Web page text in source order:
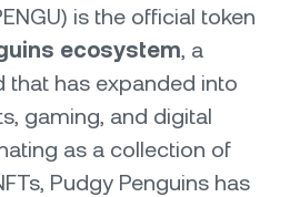
is the official token
ecosystem, a
that has expanded into
gaming, and digital
as a collection of
Pudgy Penguins has